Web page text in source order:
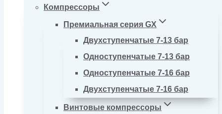
Компрессоры
Премиальная серия GX
Двухступенчатые 7-13 бар
Одноступенчатые 7-13 бар
Одноступенчатые 7-16 бар
Двухступенчатые 7-16 бар
Винтовые компрессоры